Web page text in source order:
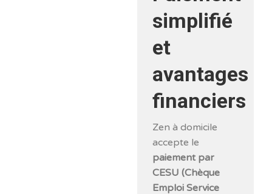
simplifié
et
avantages
financiers
Zen à domicile
accepte le
paiement par
CESU (Chèque
Emploi Service